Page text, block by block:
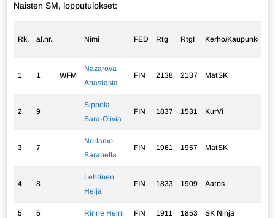
Naisten SM, lopputulokset:
Rk. al.nr. Nimi FED Rtg RtgI Kerho/Kaupunki
1 1 WFM
Nazarova
Anastasia
FIN 2138 2137 MatSK
2 9
Sippola
Sara-Olivia
FIN 1837 1531 KurVi
3 7
Norlamo
Sarabella
FIN 1961 1957 MatSK
4 8
Lehtinen
Heljä
FIN 1833 1909 Aatos
5 5 Rinne Heini FIN 1911 1853 SK Ninja